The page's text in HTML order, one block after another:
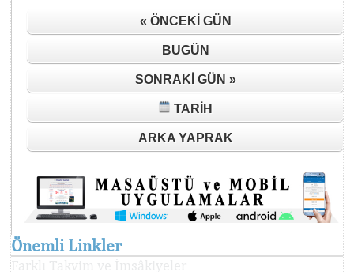
« ÖNCEKI GÜN
BUGÜN
SONRAKI GÜN »
TARIH
ARKA YAPRAK
Önemli Linkler